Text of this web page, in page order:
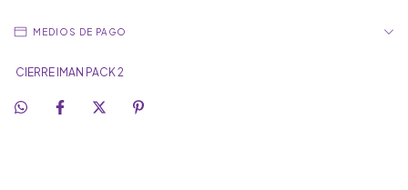
MEDIOS DE PAGO
CIERRE IMAN PACK 2